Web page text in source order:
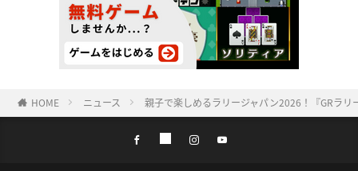
HOME ニュース 親子で楽しめるラリージャパン2026！『GRラ